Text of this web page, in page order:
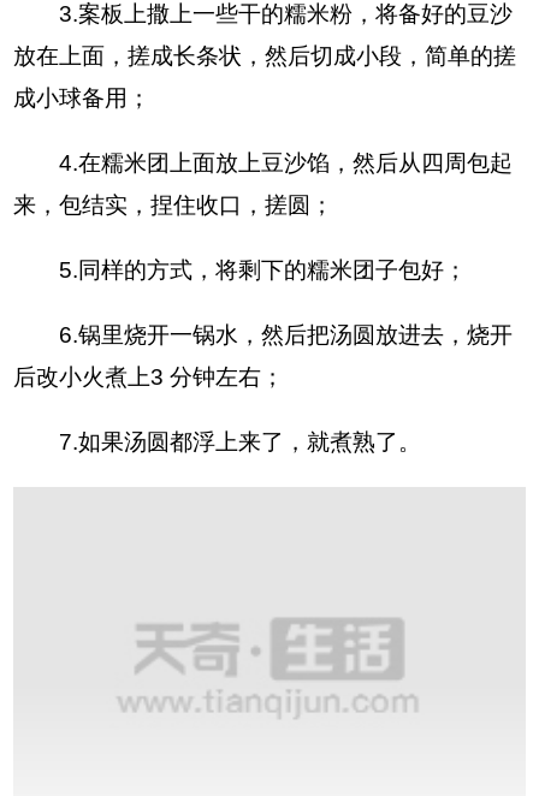
3.案板上撒上一些干的糯米粉，将备好的豆沙
放在上面，搓成长条状，然后切成小段，简单的搓
成小球备用；
4.在糯米团上面放上豆沙馅，然后从四周包起
来，包结实，捏住收口，搓圆；
5.同样的方式，将剩下的糯米团子包好；
6.锅里烧开一锅水，然后把汤圆放进去，烧开
后改小火煮上3 分钟左右；
7.如果汤圆都浮上来了，就煮熟了。